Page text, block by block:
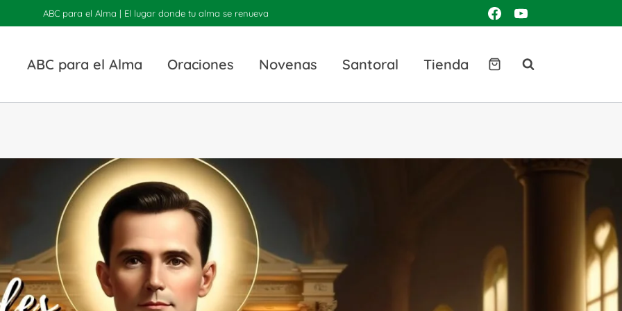
ABC para el Alma | El lugar donde tu alma se renueva
ABC para el Alma Oraciones Novenas Santoral Tienda